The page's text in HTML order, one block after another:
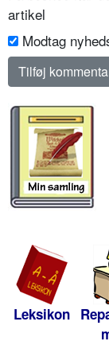
artikel
Modtag
Leksikon